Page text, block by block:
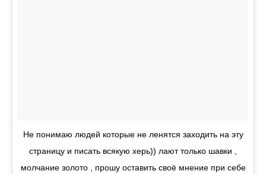
Не понимаю людей которые не ленятся заходить на эту
страницу и писать всякую херь)) лают только шавки ,
молчание золото , прошу оставить своё мнение при себе